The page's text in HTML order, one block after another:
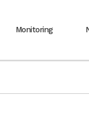
Monitoring